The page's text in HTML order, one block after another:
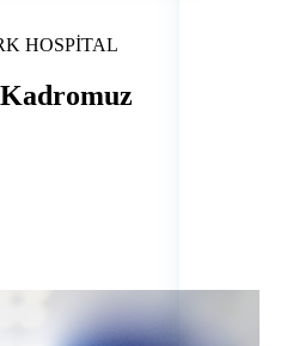
HOSPITAL
Kadromuz